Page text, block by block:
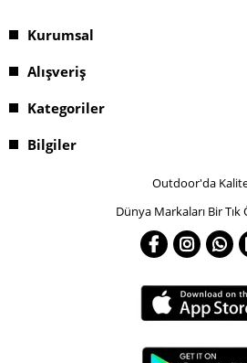
Kurumsal
Alışveriş
Kategoriler
Bilgiler
Outdoor'da
Dünya Markaları Bir